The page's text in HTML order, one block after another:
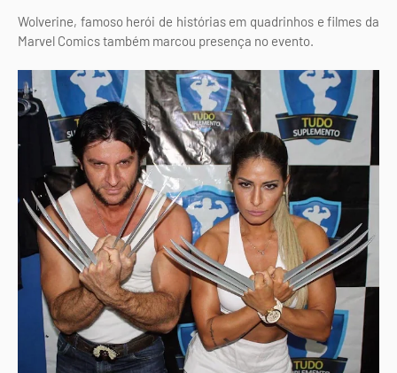
Wolverine, famoso herói de histórias em quadrinhos e filmes da
Marvel Comics também marcou presença no evento.